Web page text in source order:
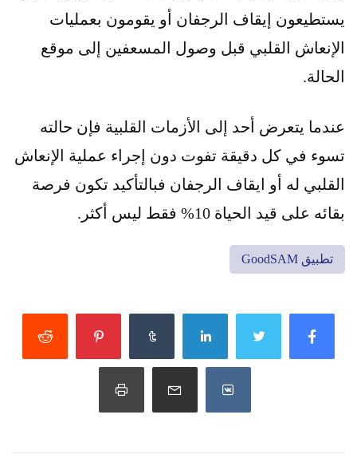
يستطيعون إيقاف الرجفان أو يقومون بعمليات
الإنعاش القلبي قبل وصول المسعفين إلى موقع
الحالة.
عندما يتعرض أحد إلى الأزمات القلبية فإن حالته
تسوء في كل دقيقة تفوت دون إجراء عملية الإنعاش
القلبي له أو ايقاف الرجفان فبالتأكيد تكون فرصة
بقائه على قيد الحياة 10% فقط ليس أكثر.
تطبيق GoodSAM